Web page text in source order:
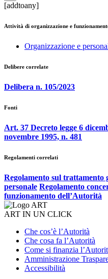
[addtoany]
Attività di organizzazione e
Organizzazione e
Delibere correlate
Delibera n. 105/2023
Fonti
Art. 37 Decreto legge 6
novembre 1995, n. 481
Regolamenti correlati
Regolamento sul trattamento
personale Regolamento
funzionamento dell’Autorità
ART IN UN CLICK
Che cos’è l’Autorità
Che cosa fa l’Autorità
Come si finanzia
Amministrazione
Accessibilità